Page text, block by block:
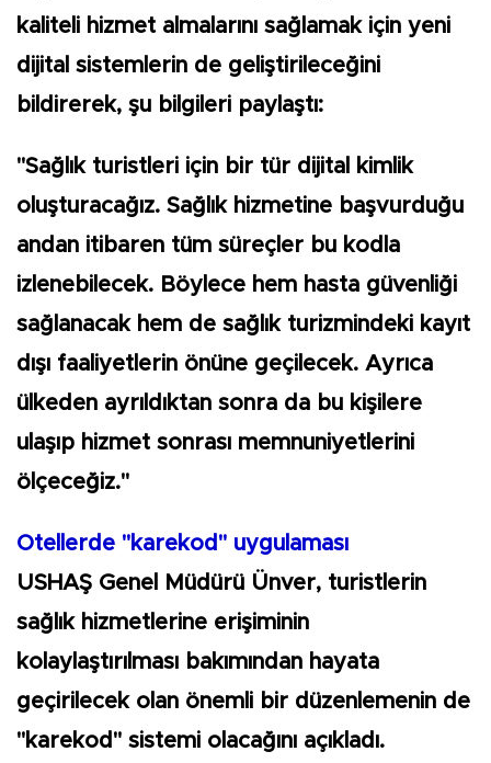
kaliteli hizmet almalarını sağlamak için yeni
dijital sistemlerin de geliştirileceğini
bildirerek, şu bilgileri paylaştı:
"Sağlık turistleri için bir tür dijital kimlik
oluşturacağız. Sağlık hizmetine başvurduğu
andan itibaren tüm süreçler bu kodla
izlenebilecek. Böylece hem hasta güvenliği
sağlanacak hem de sağlık turizmindeki kayıt
dışı faaliyetlerin önüne geçilecek. Ayrıca
ülkeden ayrıldıktan sonra da bu kişilere
ulaşıp hizmet sonrası memnuniyetlerini
ölçeceğiz."
Otellerde "karekod" uygulaması
USHAŞ Genel Müdürü Ünver, turistlerin
sağlık hizmetlerine erişiminin
kolaylaştırılması bakımından hayata
geçirilecek olan önemli bir düzenlemenin de
"karekod" sistemi olacağını açıkladı.